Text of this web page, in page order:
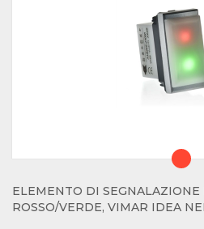
ELEMENTO DI
ROSSO/VERDE, VIMAR IDEA